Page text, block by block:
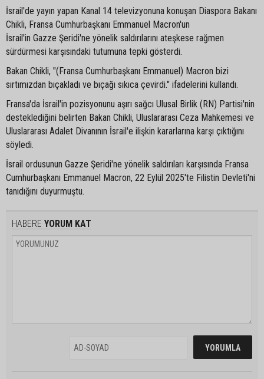
İsrail'de yayın yapan Kanal 14 televizyonuna konuşan Diaspora Bakanı
Chikli, Fransa Cumhurbaşkanı Emmanuel Macron'un
İsrail'in Gazze Şeridi'ne yönelik saldırılarını ateşkese rağmen
sürdürmesi karşısındaki tutumuna tepki gösterdi.
Bakan Chikli, "(Fransa Cumhurbaşkanı Emmanuel) Macron bizi
sırtımızdan bıçakladı ve bıçağı sıkıca çevirdi." ifadelerini kullandı.
Fransa'da İsrail'in pozisyonunu aşırı sağcı Ulusal Birlik (RN) Partisi'nin
desteklediğini belirten Bakan Chikli, Uluslararası Ceza Mahkemesi ve
Uluslararası Adalet Divanının İsrail'e ilişkin kararlarına karşı çıktığını
söyledi.
İsrail ordusunun Gazze Şeridi'ne yönelik saldırıları karşısında Fransa
Cumhurbaşkanı Emmanuel Macron, 22 Eylül 2025'te Filistin Devleti'ni
tanıdığını duyurmuştu.
HABERE YORUM KAT